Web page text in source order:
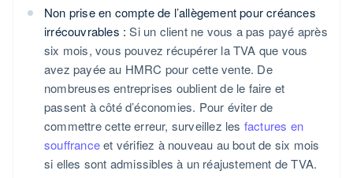
Non prise en compte de l’allègement pour créances
irrécouvrables : Si un client ne vous a pas payé après
six mois, vous pouvez récupérer la TVA que vous
avez payée au HMRC pour cette vente. De
nombreuses entreprises oublient de le faire et
passent à côté d’économies. Pour éviter de
commettre cette erreur, surveillez les factures en
souffranceet vérifiez à nouveau au bout de six mois
si elles sont admissibles à un réajustement de TVA.